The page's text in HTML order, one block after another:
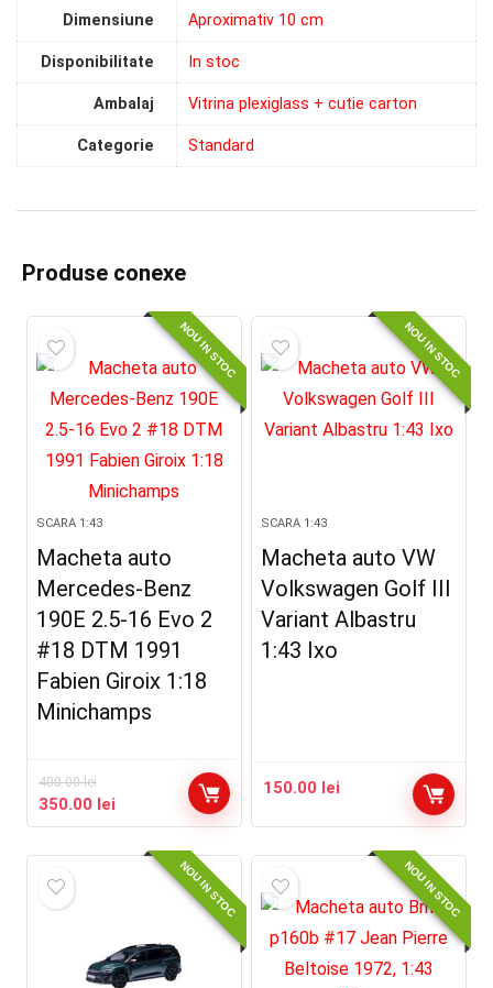
Dimensiune Aproximativ 10 cm
Disponibilitate In stoc
Ambalaj Vitrina plexiglass + cutie carton
Categorie Standard
Produse conexe
NOU IN STOC
SCARA 1:43
Macheta auto
Mercedes-Benz
190E 2.5-16 Evo 2
#18 DTM 1991
Fabien Giroix 1:18
Minichamps
400.00lei
Prețul
inițial
400.00 lei.
350.00 lei
curent
este:
350.00 lei.
NOU IN STOC
SCARA 1:43
Macheta auto VW
Volkswagen Golf III
Variant Albastru
1:43 Ixo
150.00 lei
NOU IN STOC NOU IN STOC